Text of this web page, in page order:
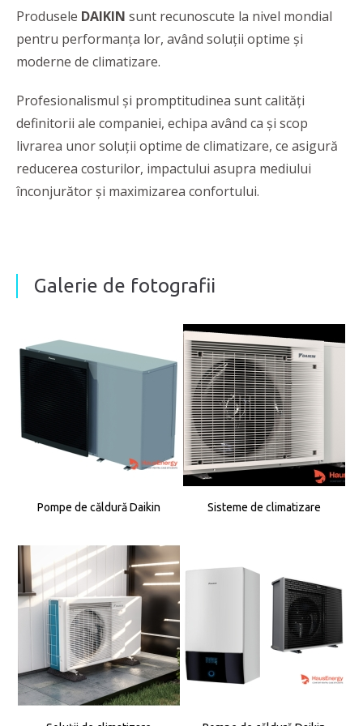
Produsele DAIKIN sunt recunoscute la nivel mondial
pentru performanța lor, având soluții optime şi
moderne de climatizare.
Profesionalismul și promptitudinea sunt calități
definitorii ale companiei, echipa având ca și scop
livrarea unor soluții optime de climatizare, ce asigură
reducerea costurilor, impactului asupra mediului
înconjurător și maximizarea confortului.
Galerie de fotografii
Pompe de căldură Daikin Sisteme de climatizare